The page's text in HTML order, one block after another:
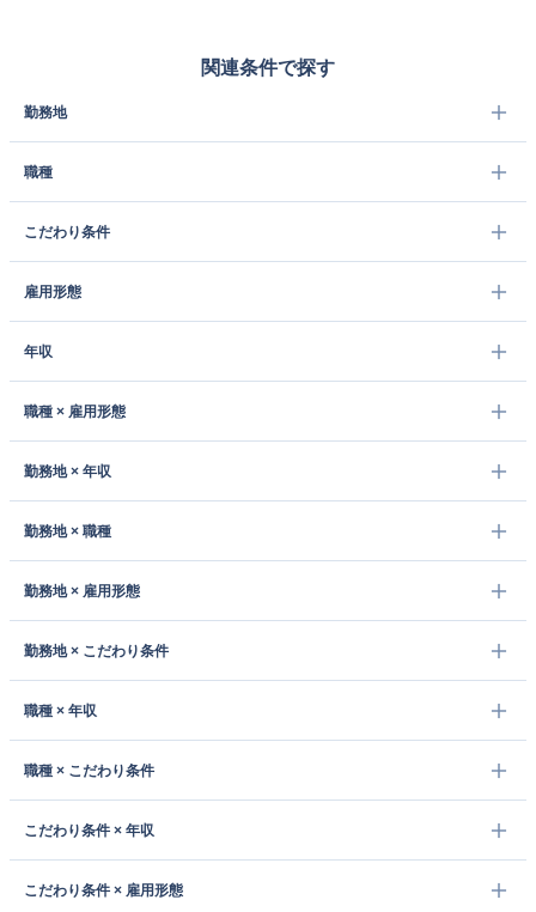
関連条件で探す
勤務地
職種
こだわり条件
雇用形態
年収
職種 × 雇用形態
勤務地 × 年収
勤務地 × 職種
勤務地 × 雇用形態
勤務地 × こだわり条件
職種 × 年収
職種 × こだわり条件
こだわり条件 × 年収
こだわり条件 × 雇用形態